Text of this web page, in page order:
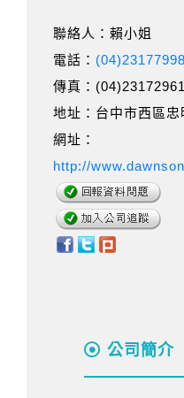
聯絡人：賴小姐
電話： (04)23177998
傳真：(04)23172961
地址：台中市西區忠
網址：
http://
公司簡介